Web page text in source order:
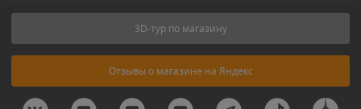
3D-тур по магазину
Отзывы о магазине на Яндекс